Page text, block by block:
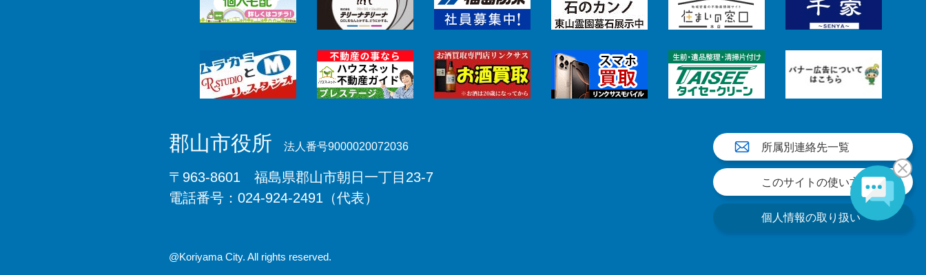
郡山市役所 法人番号9000020072036
〒963-8601 福島県郡山市朝日一丁目23-7
電話番号：024-924-2491（代表）
所属別連絡先一覧
このサイトの使い方
個人情報の取り扱い
@Koriyama City. All rights reserved.